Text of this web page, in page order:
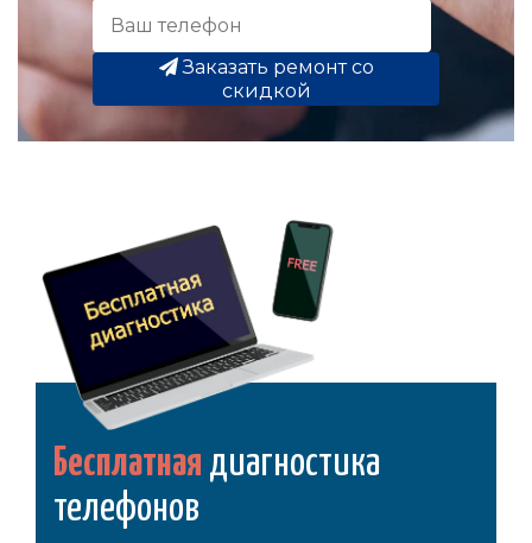
Заказать ремонт со
скидкой
Бесплатная диагностика
телефонов